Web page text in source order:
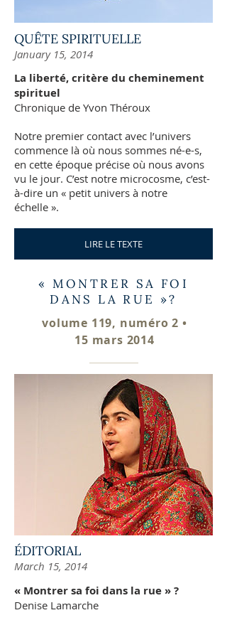
QUÊTE SPIRITUELLE
January 15, 2014
La liberté, critère du cheminement
spirituel
Chronique de Yvon Théroux
Notre premier contact avec l’univers
commence là où nous sommes né-e-s,
en cette époque précise où nous avons
vu le jour. C’est notre microcosme, c’est-
à-dire un « petit univers à notre
échelle ».
LIRE LE TEXTE
« MONTRER SA FOI
DANS LA RUE »?
volume 119, numéro 2 •
15 mars 2014
ÉDITORIAL
March 15, 2014
« Montrer sa foi dans la rue » ?
Denise Lamarche